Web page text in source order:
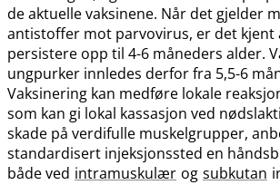
de aktuelle vaksinene. Når det gjelder
antistoffer mot parvovirus, er det kjent
persistere opp til 4-6 måneders alder.
ungpurker innledes derfor fra 5,5-6
Vaksinering kan medføre lokale
som kan gi lokal kassasjon ved
skade på verdifulle muskelgrupper,
standardisert injeksjonssted en
både ved intramuskulær og subkutan